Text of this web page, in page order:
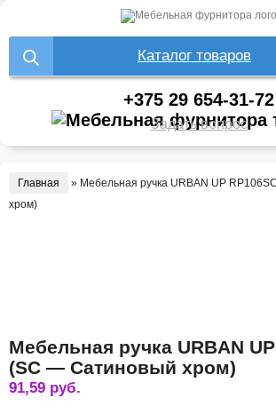
Каталог товаров
+375 29 654-31-72
Задать вопрос
Главная » Мебельная ручка URBAN UP
хром)
Мебельная ручка URBAN
(SC — Сатиновый хром)
91,59 руб.